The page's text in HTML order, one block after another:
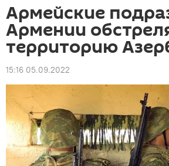
Армейские
Армении
территорию
15:16 05.09.2022